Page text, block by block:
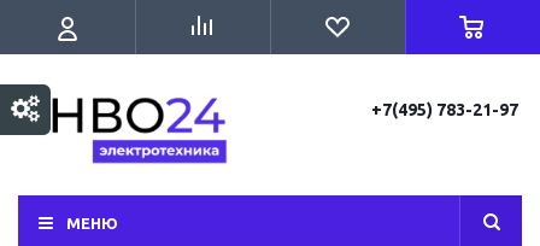
+7(495) 783-21-97
МЕНЮ